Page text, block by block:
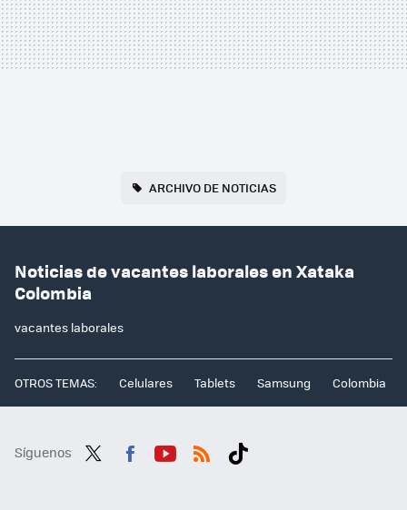
ARCHIVO DE NOTICIAS
Noticias de vacantes laborales en Xataka
Colombia
vacantes laborales
OTROS TEMAS: Celulares Tablets Samsung Colombia
Síguenos